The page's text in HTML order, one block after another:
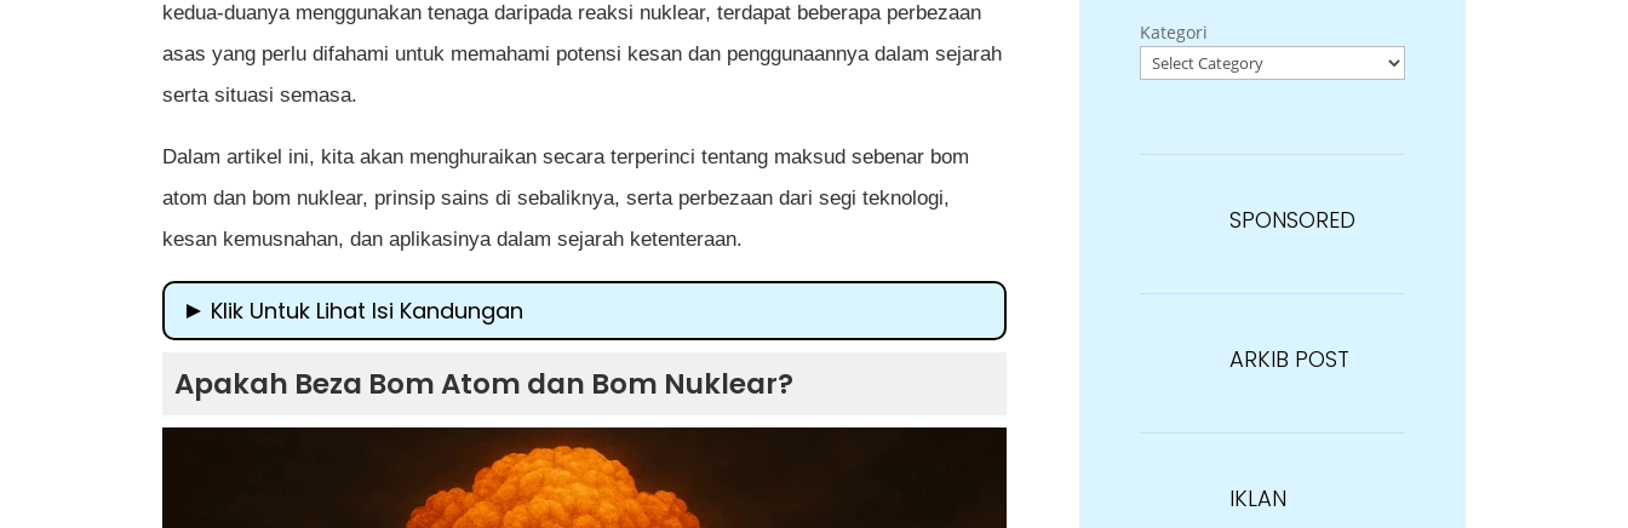
kedua-duanya menggunakan tenaga daripada reaksi nuklear, terdapat beberapa perbezaan
asas yang perlu difahami untuk memahami potensi kesan dan penggunaannya dalam sejarah
serta situasi semasa.
Dalam artikel ini, kita akan menghuraikan secara terperinci tentang maksud sebenar bom
atom dan bom nuklear, prinsip sains di sebaliknya, serta perbezaan dari segi teknologi,
kesan kemusnahan, dan aplikasinya dalam sejarah ketenteraan.
Klik Untuk Lihat Isi Kandungan
Prinsip Fizik di Sebalik Bom Atom dan Bom Nuklear
Apakah Beza Bom Atom dan Bom Nuklear?
Kategori
SPONSORED
ARKIB POST
IKLAN